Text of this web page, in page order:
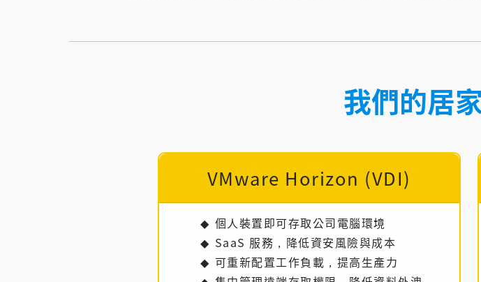
我們的居
VMware Horizon (VDI)
個人裝置即可存取公司電腦環境
SaaS 服務，降低資安風險與成本
可重新配置工作負載，提高生產力